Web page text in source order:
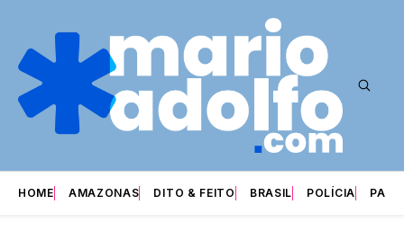
HOME AMAZONAS DITO & FEITO BRASIL POLÍCIA